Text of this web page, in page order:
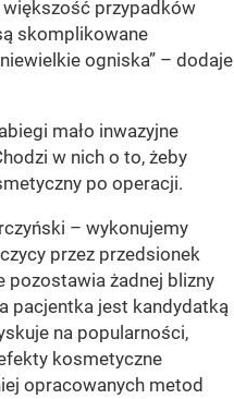
przypadków
skomplikowane
ogniska” – dodaje
mało inwazyjne
w nich o to, żeby
po operacji.
– wykonujemy
przez przedsionek
pozostawia żadnej blizny
pacjentka jest kandydatką
na popularności,
kosmetyczne
opracowanych metod